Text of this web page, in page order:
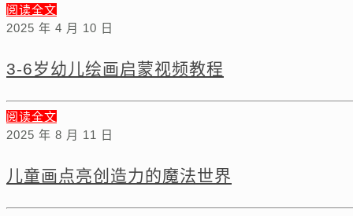
阅读全文
2025 年 4 月 10 日
3-6岁幼儿绘画启蒙视频教程
阅读全文
2025 年 8 月 11 日
儿童画点亮创造力的魔法世界